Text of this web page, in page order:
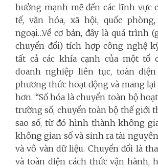
hưởng mạnh mẽ đến các lĩnh vực
tế, văn hóa, xã hội, quốc
ngoại…Về cơ bản, đây là quá trình
chuyển đổi) tích hợp công nghệ
tất cả các khía cạnh của một tổ
doanh nghiệp liên tục, toàn
phương thức hoạt động và mang
hơn. “Số hóa là chuyển toàn bộ
trường số, chuyển toàn bộ thế giới
sao số, từ đó hình thành không
không gian số và sinh ra tài
và vô vàn dữ liệu. Chuyển đổi là
và toàn diện cách thức vận hành,